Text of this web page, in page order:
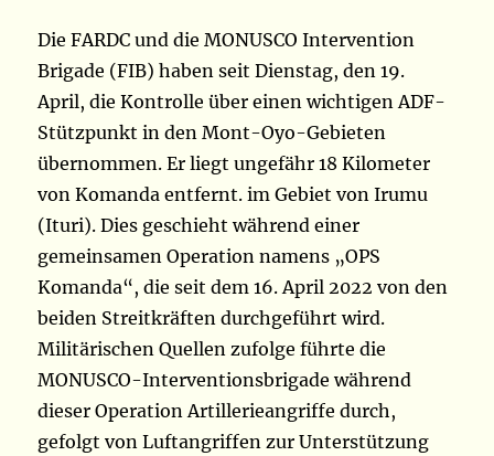
Die FARDC und die MONUSCO Intervention
Brigade (FIB) haben seit Dienstag, den 19.
April, die Kontrolle über einen wichtigen ADF-
Stützpunkt in den Mont-Oyo-Gebieten
übernommen. Er liegt ungefähr 18 Kilometer
von Komanda entfernt. im Gebiet von Irumu
(Ituri). Dies geschieht während einer
gemeinsamen Operation namens „OPS
Komanda“, die seit dem 16. April 2022 von den
beiden Streitkräften durchgeführt wird.
Militärischen Quellen zufolge führte die
MONUSCO-Interventionsbrigade während
dieser Operation Artillerieangriffe durch,
gefolgt von Luftangriffen zur Unterstützung